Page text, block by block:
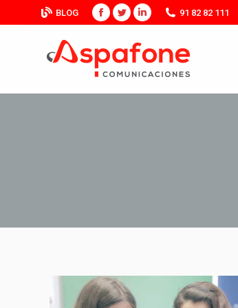
BLOG
Facebook
TwitterLinkedin
91 82 82 111